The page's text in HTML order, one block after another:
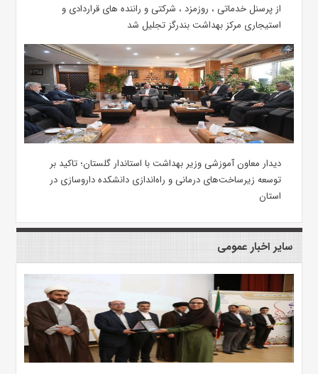
از پرسنل خدماتی ، روزمزد ، شرکتی و راننده های قراردادی و
استیجاری مرکز بهداشت بندرگز تجلیل شد
دیدار معاون آموزشی وزیر بهداشت با استاندار گلستان؛ تاکید بر
توسعه زیرساخت‌های درمانی و راه‌اندازی دانشکده داروسازی در
استان
سایر اخبار عمومی